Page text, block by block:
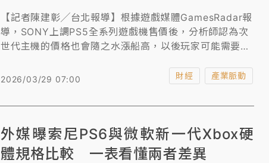
【記者陳建彰╱台北報導】根據遊戲媒體GamesRadar報
導，SONY上調PS5全系列遊戲機售價後，分析師認為次
世代主機的價格也會隨之水漲船高，以後玩家可能需要花
Helix。
2026/03/29 07:00 財經 產業脈動
外媒曝索尼PS6與微軟新一代Xbox硬
體規格比較 一表看懂兩者差異